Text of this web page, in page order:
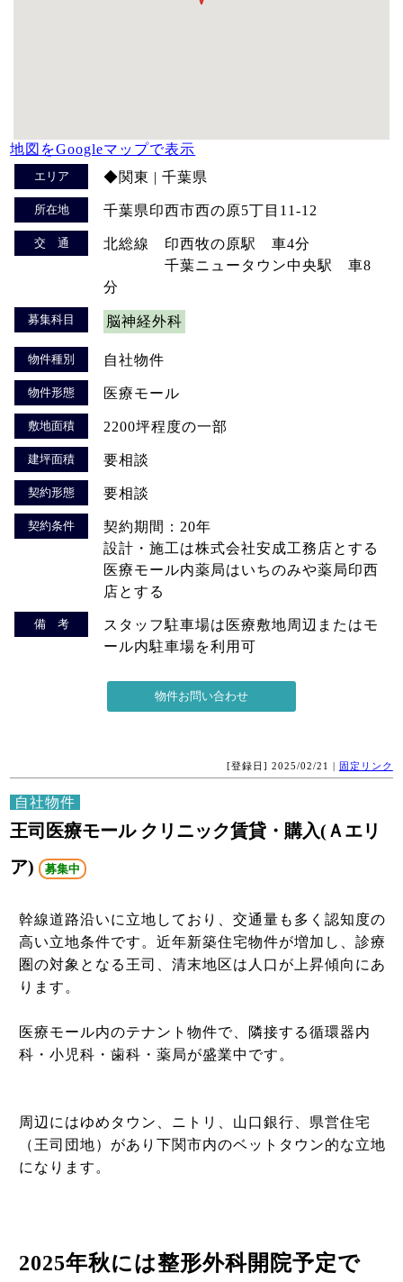
地図をGoogleマップで表示
エリア ◆関東 | 千葉県
所在地 千葉県印西市西の原5丁目11-12
交 通
北総線 印西牧の原駅 車4分
千葉ニュータウン中央駅 車8
分
募集科目 脳神経外科
物件種別 自社物件
物件形態 医療モール
敷地面積 2200坪程度の一部
建坪面積 要相談
契約形態 要相談
契約条件
契約期間：20年
設計・施工は株式会社安成工務店とする
医療モール内薬局はいちのみや薬局印西
店とする
備 考
スタッフ駐車場は医療敷地周辺またはモ
ール内駐車場を利用可
[登録日] 2025/02/21 | 固定リンク
自社物件
王司医療モール クリニック賃貸・購入(Ａエリ
ア) 募集中
幹線道路沿いに立地しており、交通量も多く認知度の
高い立地条件です。近年新築住宅物件が増加し、診療
圏の対象となる王司、清末地区は人口が上昇傾向にあ
ります。
医療モール内のテナント物件で、隣接する循環器内
科・小児科・歯科・薬局が盛業中です。
周辺にはゆめタウン、ニトリ、山口銀行、県営住宅
（王司団地）があり下関市内のベットタウン的な立地
になります。
2025年秋には整形外科開院予定で